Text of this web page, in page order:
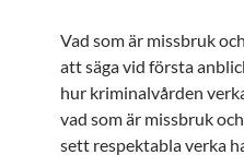
Vad som är missbruk
att säga vid första
hur kriminalvården
vad som är missbruk
sett respektabla verka